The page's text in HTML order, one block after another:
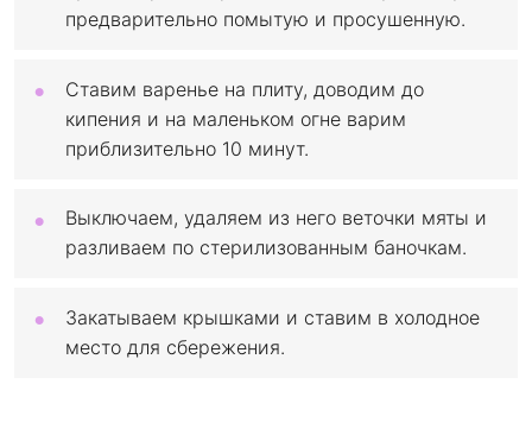
предварительно помытую и просушенную.
Ставим варенье на плиту, доводим до
кипения и на маленьком огне варим
приблизительно 10 минут.
Выключаем, удаляем из него веточки мяты и
разливаем по стерилизованным баночкам.
Закатываем крышками и ставим в холодное
место для сбережения.